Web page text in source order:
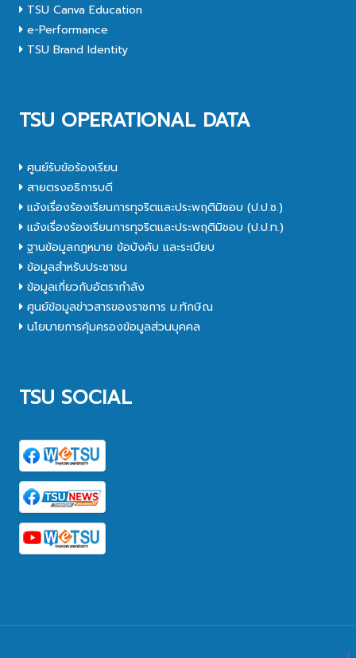
TSU Canva Education
e-Performance
TSU Brand Identity
TSU OPERATIONAL DATA
ศูนย์รับข้อร้องเรียน
สายตรงอธิการบดี
แจ้งเรื่องร้องเรียนการทุจริตและประพฤติมิชอบ (ป.ป.ช.)
แจ้งเรื่องร้องเรียนการทุจริตและประพฤติมิชอบ (ป.ป.ท.)
ฐานข้อมูลกฎหมาย ข้อบังคับ และระเบียบ
ข้อมูลสำหรับประชาชน
ข้อมูลเกี่ยวกับอัตรากำลัง
ศูนย์ข้อมูลข่าวสารของราชการ ม.ทักษิณ
นโยบายการคุ้มครองข้อมูลส่วนบุคคล
TSU SOCIAL